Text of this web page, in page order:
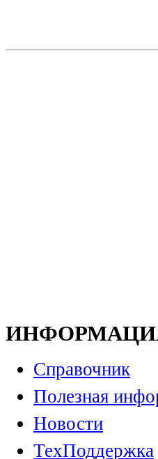
Справочник
Полезная
Новости
ТехПоддержка